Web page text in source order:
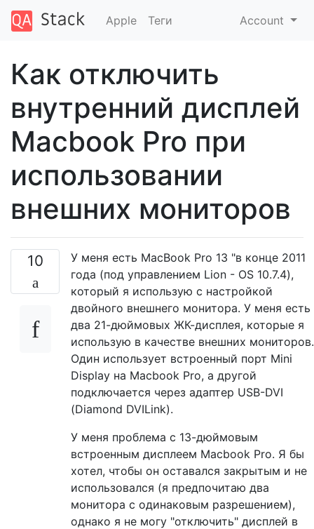
Apple Теги Account
Как отключить
внутренний дисплей
Macbook Pro при
использовании
внешних мониторов
10
У меня есть MacBook Pro 13 "в конце 2011
года (под управлением Lion - OS 10.7.4),
который я использую с настройкой
двойного внешнего монитора. У меня есть
два 21-дюймовых ЖК-дисплея, которые я
использую в качестве внешних мониторов.
Один использует встроенный порт Mini
Display на Macbook Pro, а другой
подключается через адаптер USB-DVI
(Diamond DVILink).
У меня проблема с 13-дюймовым
встроенным дисплеем Macbook Pro. Я бы
хотел, чтобы он оставался закрытым и не
использовался (я предпочитаю два
монитора с одинаковым разрешением),
однако я не могу "отключить" дисплей в